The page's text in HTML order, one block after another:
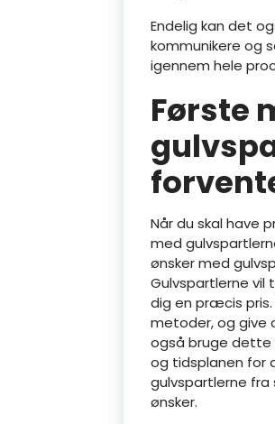
Endelig kan det
kommunikere og
igennem hele
Første
Når du skal have
med
ønsker med
Gulvspartlerne vil
dig en præcis
metoder, og give
også bruge dette
og tidsplanen for
gulvspartlerne
ønsker.